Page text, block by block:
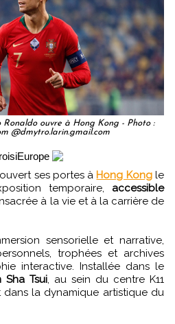
ouvre à Hong Kong - Photo :
@dmytro.larin.gmail.com
ses portes à Hong Kongle
temporaire, accessible
à la vie et à la carrière de
sensorielle et narrative,
trophées et archives
interactive. Installée dans le
Sha Tsui , au sein du centre K11
dans la dynamique artistique du